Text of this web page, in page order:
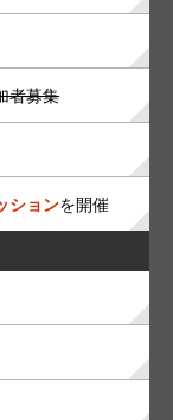
者募集
ションを開催